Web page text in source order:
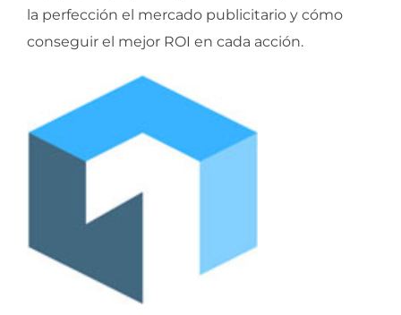
la perfección el mercado publicitario y cómo
conseguir el mejor ROI en cada acción.